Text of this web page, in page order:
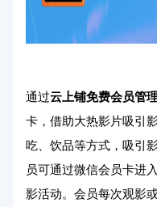
通过云上铺免费会员管
卡，借助大热影片吸引
吃、饮品等方式，吸引
员可通过微信会员卡进
影活动。会员每次观影